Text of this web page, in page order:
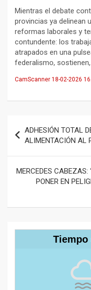
Mientras el debate
provincias ya delinean
reformas laborales y
contundente: los
atrapados en una
federalismo,
CamScanner 18-02-2026
Navegación
de
entradas
ADHESIÓN TOTAL
ALIMENTACIÓN AL
MERCEDES
PONER EN
Tiempo